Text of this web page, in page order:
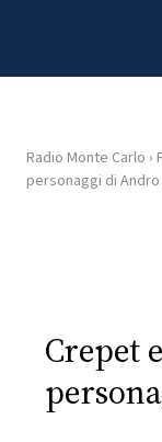
HOME
RADIO
PLAYLIST
Radio Monte Carlo ›
personaggi di
Crepet